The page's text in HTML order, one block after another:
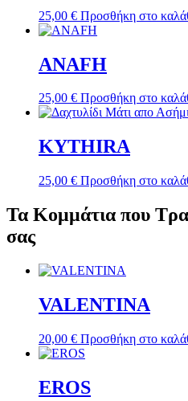
25,00 € Προσθήκη στο
ANAFH
25,00 € Προσθήκη στο
KYTHIRA
25,00 € Προσθήκη στο
Τα Κομμάτια που
σας
VALENTINΑ
20,00 € Προσθήκη στο
EROS